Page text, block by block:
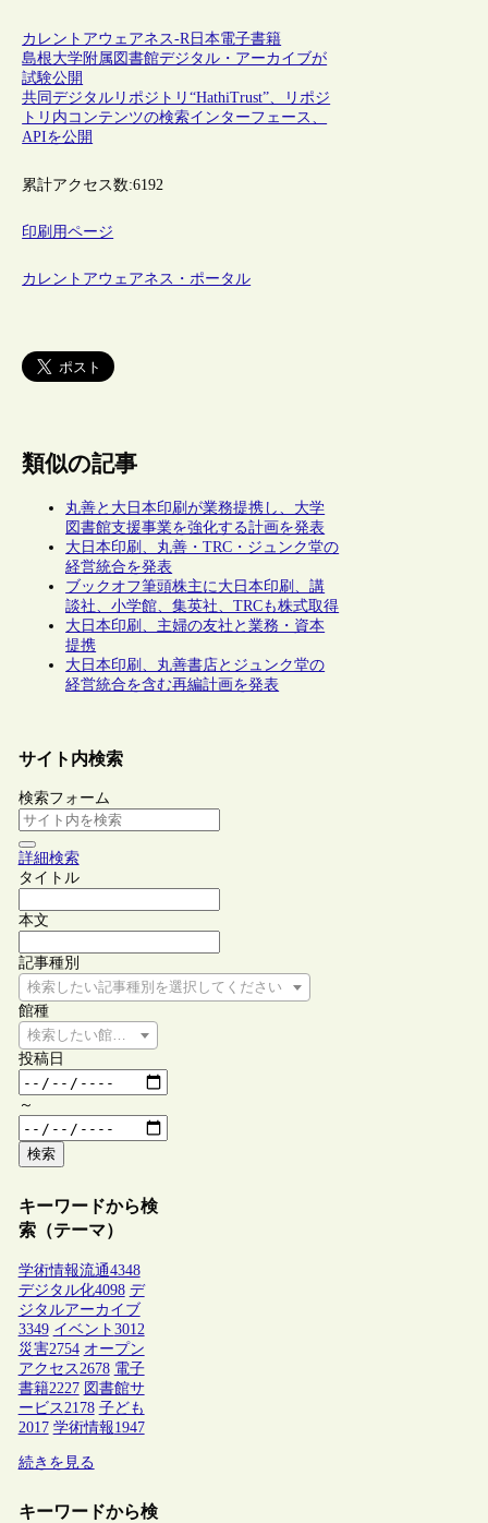
カレントアウェアネス-R日本電子書籍
島根大学附属図書館デジタル・アーカイブが
試験公開
共同デジタルリポジトリ“HathiTrust”、リポジ
トリ内コンテンツの検索インターフェース、
APIを公開
累計アクセス数:6192
印刷用ページ
カレントアウェアネス・ポータル
類似の記事
丸善と大日本印刷が業務提携し、大学
図書館支援事業を強化する計画を発表
大日本印刷、丸善・TRC・ジュンク堂の
経営統合を発表
ブックオフ筆頭株主に大日本印刷、講
談社、小学館、集英社、TRCも株式取得
大日本印刷、主婦の友社と業務・資本
提携
大日本印刷、丸善書店とジュンク堂の
経営統合を含む再編計画を発表
サイト内検索
検索フォーム
詳細検索
タイトル
本文
記事種別
検索したい記事種別を選択してください
館種
検索したい館種を選択してください
投稿日
～
検索
キーワードから検
索（テーマ）
学術情報流通4348
デジタル化4098 デ
ジタルアーカイブ
3349 イベント 3012
災害2754 オープン
アクセス 2678 電子
書籍2227 図書館サ
ービス 2178 子ども
2017 学術情報1947
続きを見る
キーワードから検